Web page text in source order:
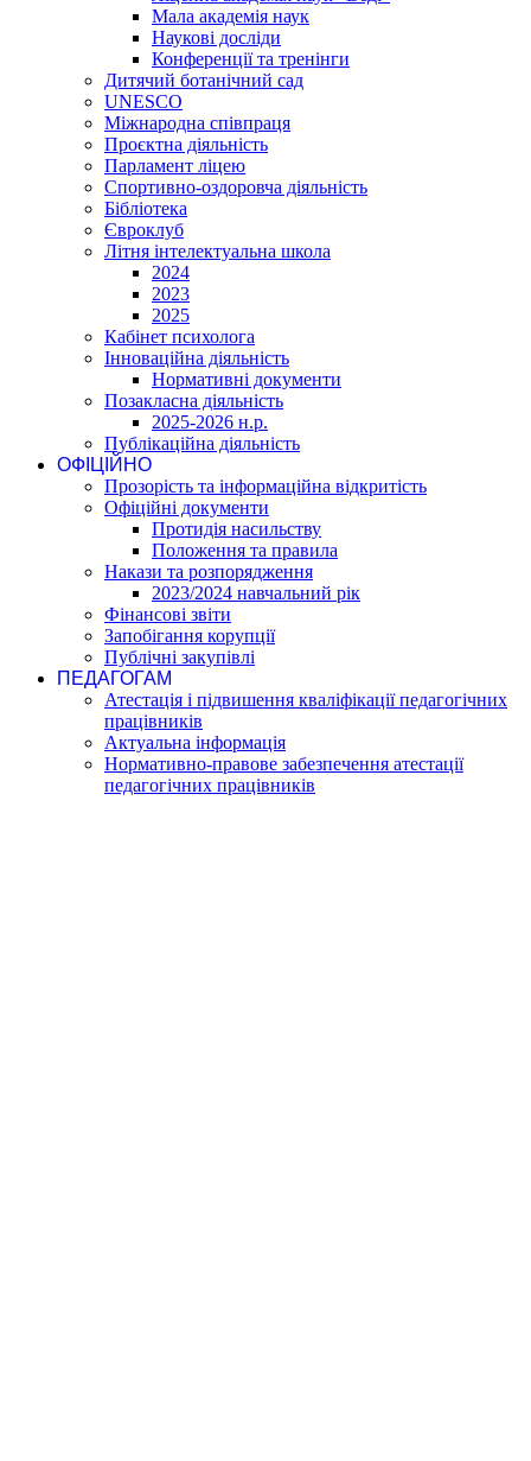
Мала академія наук
Наукові досліди
Конференції та тренінги
Дитячий ботанічний сад
UNESCO
Міжнародна співпраця
Проєктна діяльність
Парламент ліцею
Спортивно-оздоровча діяльність
Бібліотека
Євроклуб
Літня інтелектуальна школа
2024
2023
2025
Кабінет психолога
Інноваційна діяльність
Нормативні документи
Позакласна діяльність
2025-2026 н.р.
Публікаційна діяльність
ОФІЦІЙНО
Прозорість та інформаційна відкритість
Офіційні документи
Протидія насильству
Положення та правила
Накази та розпорядження
2023/2024 навчальний рік
Фінансові звіти
Запобігання корупції
Публічні закупівлі
ПЕДАГОГАМ
Атестація і підвишення кваліфікації педагогічних
працівників
Актуальна інформація
Нормативно-правове забезпечення атестації
педагогічних працівників